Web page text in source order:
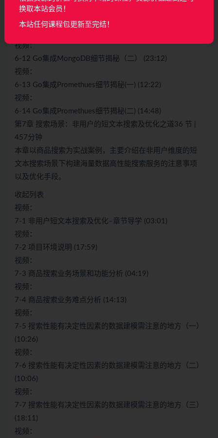
6-10 Go中如何正确使用Redis？ (13:17)
视频：
视频：
6-12 Go集成MongoDB细节揭秘（二） (23:12)
视频：
6-13 Go集成Promethues细节揭秘(一) (12:22)
视频：
6-14 Go集成Promethues细节揭秘(二) (14:48)
第7章 搜索场景：非用户的短文本搜索及优化之道36 节 |
457分钟
本章以商品搜索为实战案例，主要介绍在非用户维度的短
文本搜索场景下构建海量数据高性能搜索服务的注意事项
以及优化手段。
收起列表
视频：
7-1 非用户短文本搜索及优化–章节导学 (03:01)
视频：
7-2 项目环境说明 (17:59)
视频：
7-3 商品搜索业务场景和功能分析 (04:19)
视频：
7-4 商品搜索业务难点分析 (14:13)
视频：
7-5 搜索性能有决定性因素的数据建模需注意的地方（一）
(10:26)
视频：
7-6 搜索性能有决定性因素的数据建模需注意的地方（二）
(10:06)
视频：
7-7 搜索性能有决定性因素的数据建模需注意的地方（三）
(18:11)
视频：
换取本站会员！
本站任何课程包更新至完结！